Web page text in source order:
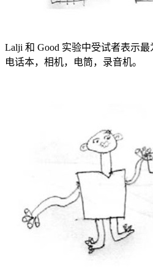
Lalji 和 Good 实验中受试者表示最
电话本，相机，电筒，录音机。